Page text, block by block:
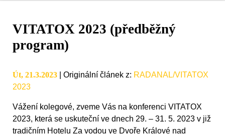
VITATOX 2023 (předběžný
program)
Út, 21.3.2023 Originální článek z: RADANAL/VITATOX
2023
Vážení kolegové, zveme Vás na konferenci VITATOX
2023, která se uskuteční ve dnech 29. – 31. 5. 2023 v již
tradičním Hotelu Za vodou ve Dvoře Králové nad